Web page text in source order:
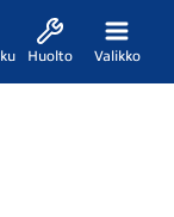
Huolto Valikko